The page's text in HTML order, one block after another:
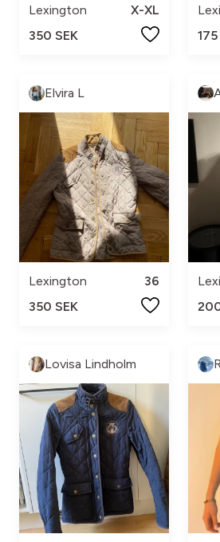
Lexington
X-XL
350 SEK
175
Elvira L
Lexington
36
350 SEK
Lovisa Lindholm